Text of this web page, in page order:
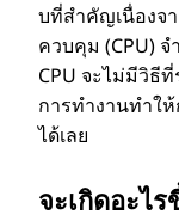
บที่สําคัญเนื่องจ
ควบคุม (CPU) จํ
CPU จะไม่มีวิธี
การทํางานทําใ
ได้เลย
จะเกิดอะไ